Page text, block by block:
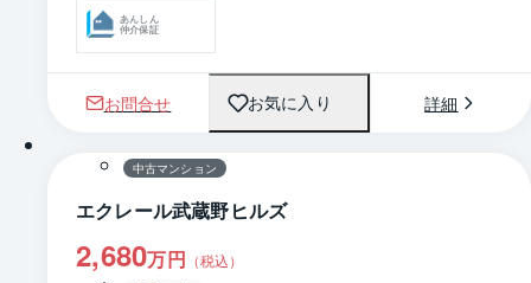
あんしん
仲介保証
お問合せ お気に入り 詳細
1 / 0 間取り
中古マンション
エクレール武蔵野ヒルズ
2,680万円 （税込）